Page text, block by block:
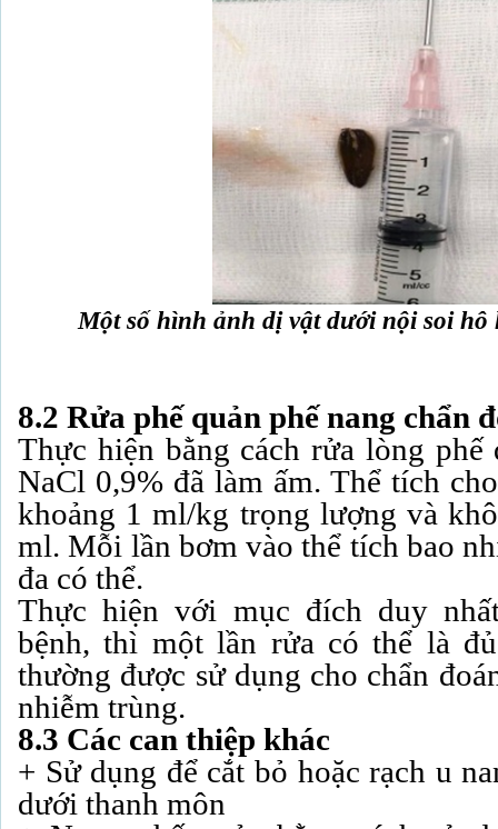
Một số hình ảnh dị vật dưới nội soi
8.2 Rửa phế quản phế nang chẩn
Thực hiện bằng cách rửa lòng phế
NaCl 0,9% đã làm ấm. Thể tích
khoảng 1 ml/kg trọng lượng và
ml. Mỗi lần bơm vào thể tích bao
đa có thể.
Thực hiện với mục đích duy
bệnh, thì một lần rửa có thể là
thường được sử dụng cho chẩn
nhiễm trùng.
8.3 Các can thiệp khác
+ Sử dụng để cắt bỏ hoặc rạch u
dưới thanh môn